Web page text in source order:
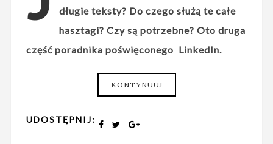
długie teksty? Do czego służą te całe
hasztagi? Czy są potrzebne? Oto druga
część poradnika poświęconego LinkedIn.
KONTYNUUJ
UDOSTĘPNIJ: